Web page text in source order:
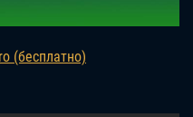
(бесплатно)